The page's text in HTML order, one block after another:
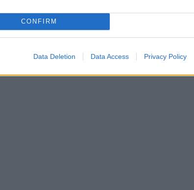
CONFIRM
Data Deletion Data Access Privacy Policy